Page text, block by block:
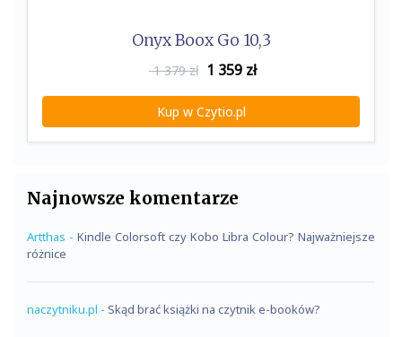
Onyx Boox Go 10,3
1 379 zł 1 359zł
Kup w Czytio.pl
Najnowsze komentarze
Artthas - Kindle Colorsoft czy Kobo Libra Colour? Najważniejsze
różnice
naczytniku.pl - Skąd brać książki na czytnik e-booków?